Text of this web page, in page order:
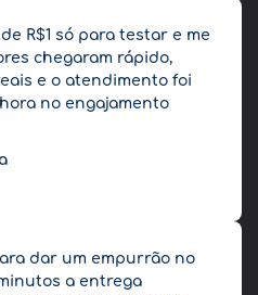
R$1 só para testar e me
chegaram rápido,
e o atendimento foi
no engajamento
dar um empurrão no
a entrega